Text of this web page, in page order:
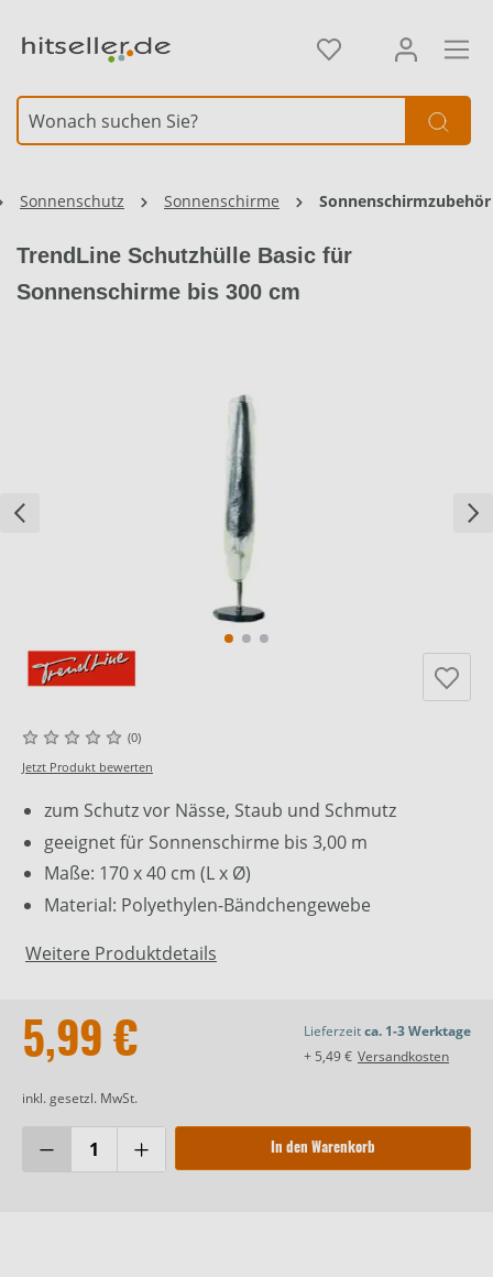
Sonnenschutz Sonnenschirme Sonnenschirmzubehör
TrendLine Schutzhülle Basic für
Sonnenschirme bis 300 cm
(0)
Jetzt Produkt bewerten
zum Schutz vor Nässe, Staub und Schmutz
geeignet für Sonnenschirme bis 3,00 m
Maße: 170 x 40 cm (L x Ø)
Material: Polyethylen-Bändchengewebe
Weitere Produktdetails
5,99 €
inkl. gesetzl. MwSt.
Lieferzeitca. 1-3 Werktage
+ 5,49 € Versandkosten
In den Warenkorb